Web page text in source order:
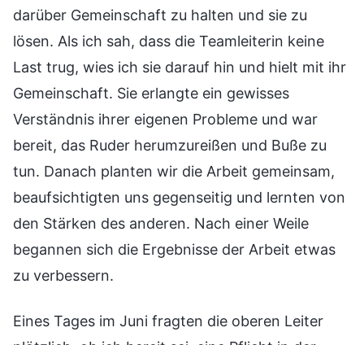
darüber Gemeinschaft zu halten und sie zu
lösen. Als ich sah, dass die Teamleiterin keine
Last trug, wies ich sie darauf hin und hielt mit ihr
Gemeinschaft. Sie erlangte ein gewisses
Verständnis ihrer eigenen Probleme und war
bereit, das Ruder herumzureißen und Buße zu
tun. Danach planten wir die Arbeit gemeinsam,
beaufsichtigten uns gegenseitig und lernten von
den Stärken des anderen. Nach einer Weile
begannen sich die Ergebnisse der Arbeit etwas
zu verbessern.
Eines Tages im Juni fragten die oberen Leiter